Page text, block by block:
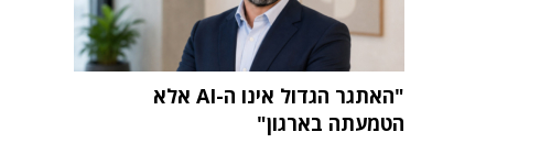
"האתגר הגדול אינו ה-AI אלא
הטמעתה בארגון"